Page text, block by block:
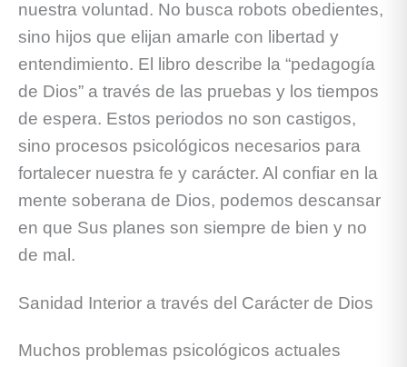
nuestra voluntad. No busca robots obedientes,
sino hijos que elijan amarle con libertad y
entendimiento. El libro describe la “pedagogía
de Dios” a través de las pruebas y los tiempos
de espera. Estos periodos no son castigos,
sino procesos psicológicos necesarios para
fortalecer nuestra fe y carácter. Al confiar en la
mente soberana de Dios, podemos descansar
en que Sus planes son siempre de bien y no
de mal.
Sanidad Interior a través del Carácter de Dios
Muchos problemas psicológicos actuales